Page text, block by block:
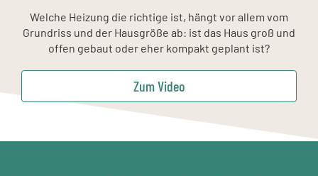
Welche Heizung die richtige ist, hängt vor allem vom
Grundriss und der Hausgröße ab: ist das Haus groß und
offen gebaut oder eher kompakt geplant ist?
Zum Video